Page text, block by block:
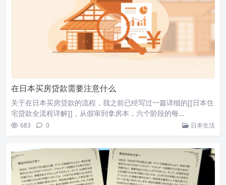
在日本买房贷款需要注意什么
关于在日本买房贷款的流程，我之前已经写过一篇详细的[[日本住
宅贷款全流程详解]]，从假审到拿房本，六个阶段的每…
683 0 日本生活